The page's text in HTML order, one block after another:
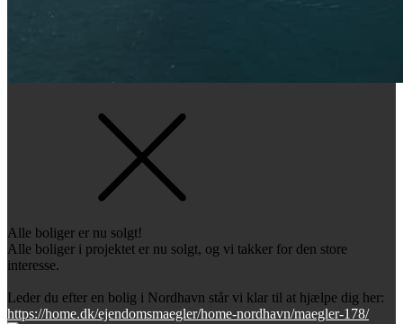
Alle boliger er nu solgt!
Alle boliger i projektet er nu solgt, og vi takker for den store
interesse.
Leder du efter en bolig i Nordhavn står vi klar til at hjælpe dig her:
https://home.dk/ejendomsmaegler/home-nordhavn/maegler-178/